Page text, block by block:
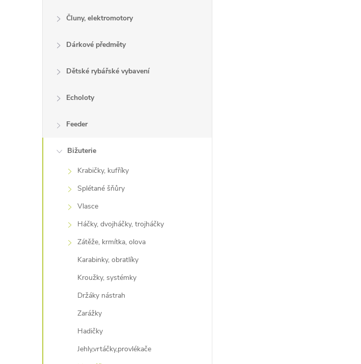
Čluny, elektromotory
Dárkové předměty
Dětské rybářské vybavení
Echoloty
Feeder
Bižuterie
Krabičky, kufříky
Splétané šňůry
Vlasce
Háčky, dvojháčky, trojháčky
Zátěže, krmítka, olova
Karabinky, obratlíky
Kroužky, systémky
Držáky nástrah
Zarážky
Hadičky
Jehly,vrtáčky,provlékače